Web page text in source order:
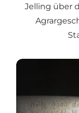
Jelling über
Mit dem Leben